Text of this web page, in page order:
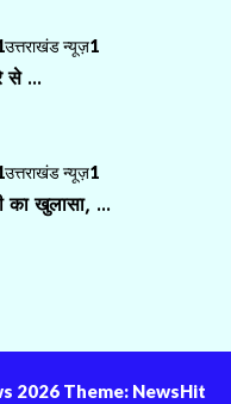
न्यूज़1
से ...
न्यूज़1
का खुलासा, ...
2026 Theme: NewsHit